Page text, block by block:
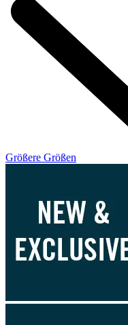
Größere Größen